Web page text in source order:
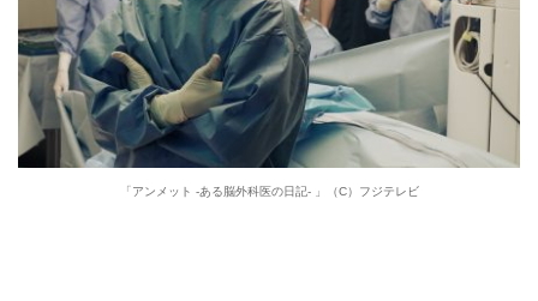
「アンメット -ある脳外科医の日記- 」（C）フジテレビ